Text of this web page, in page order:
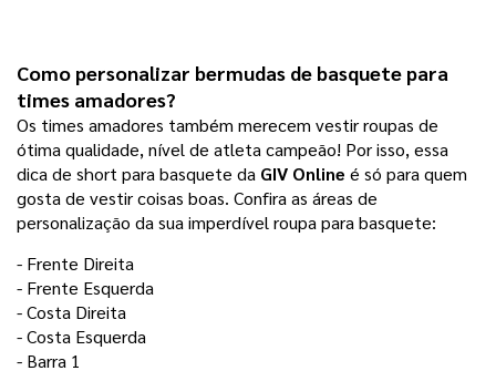
Como personalizar bermudas de basquete para
times amadores?
Os times amadores também merecem vestir roupas de
ótima qualidade, nível de atleta campeão! Por isso, essa
dica de short para basquete da GIV Online é só para quem
gosta de vestir coisas boas. Confira as áreas de
personalização da sua imperdível roupa para basquete:
- Frente Direita
- Frente Esquerda
- Costa Direita
- Costa Esquerda
- Barra 1